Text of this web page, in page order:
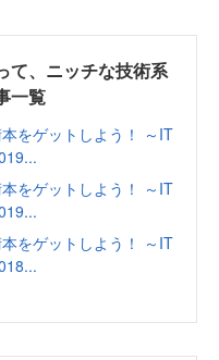
て、ニッチな技術系
一覧
をゲットしよう！ ～IT
をゲットしよう！ ～IT
をゲットしよう！ ～IT